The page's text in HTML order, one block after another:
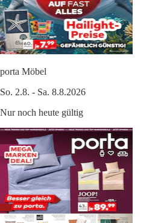
porta Möbel
So. 2.8. - Sa. 8.8.2026
Nur noch heute gültig